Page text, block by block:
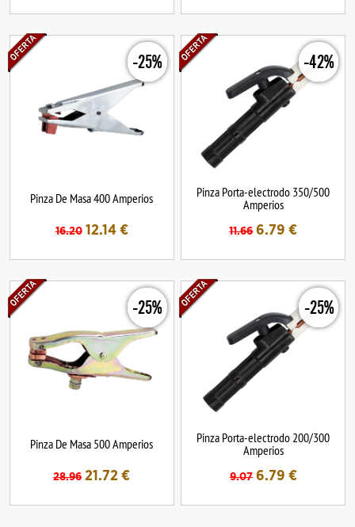
-25%
Pinza De Masa 400 Amperios
16.20 12.14€
-42%
Pinza Porta-electrodo 350/500
Amperios
11.66 6.79 €
-25%
Pinza De Masa 500 Amperios
28.96 21.72 €
-25%
Pinza Porta-electrodo 200/300
Amperios
9.07 6.79 €